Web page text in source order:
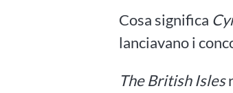
Cosa significa
lanciavano i
The British Isles